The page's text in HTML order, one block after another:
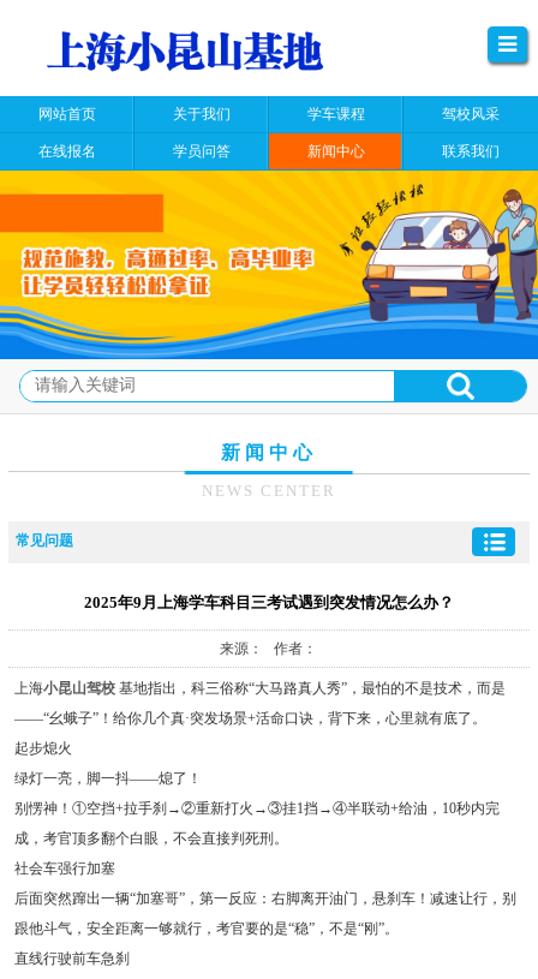
网站首页 关于我们 学车课程 驾校风采
在线报名 学员问答 新闻中心 联系我们
新闻中心
NEWS CENTER
常见问题
2025年9月上海学车科目三考试遇到突发情况怎么办？
来源： 作者：
上海小昆山驾校基地指出，科三俗称“大马路真人秀”，最怕的不是技术，而是
——“幺蛾子”！给你几个真·突发场景+活命口诀，背下来，心里就有底了。
起步熄火
绿灯一亮，脚一抖——熄了！
别愣神！①空挡+拉手刹→②重新打火→③挂1挡→④半联动+给油，10秒内完
成，考官顶多翻个白眼，不会直接判死刑。
社会车强行加塞
后面突然蹿出一辆“加塞哥”，第一反应：右脚离开油门，悬刹车！减速让行，别
跟他斗气，安全距离一够就行，考官要的是“稳”，不是“刚”。
直线行驶前车急刹